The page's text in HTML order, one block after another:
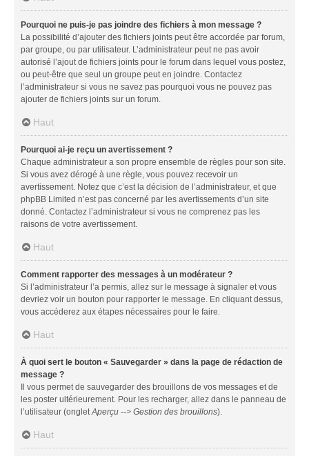
Pourquoi ne puis-je pas joindre des fichiers à mon message ?
La possibilité d’ajouter des fichiers joints peut être accordée par forum,
par groupe, ou par utilisateur. L’administrateur peut ne pas avoir
autorisé l’ajout de fichiers joints pour le forum dans lequel vous postez,
ou peut-être que seul un groupe peut en joindre. Contactez
l’administrateur si vous ne savez pas pourquoi vous ne pouvez pas
ajouter de fichiers joints sur un forum.
Haut
Pourquoi ai-je reçu un avertissement ?
Chaque administrateur a son propre ensemble de règles pour son site.
Si vous avez dérogé à une règle, vous pouvez recevoir un
avertissement. Notez que c’est la décision de l’administrateur, et que
phpBB Limited n’est pas concerné par les avertissements d’un site
donné. Contactez l’administrateur si vous ne comprenez pas les
raisons de votre avertissement.
Haut
Comment rapporter des messages à un modérateur ?
Si l’administrateur l’a permis, allez sur le message à signaler et vous
devriez voir un bouton pour rapporter le message. En cliquant dessus,
vous accéderez aux étapes nécessaires pour le faire.
Haut
À quoi sert le bouton « Sauvegarder » dans la page de rédaction de
message ?
Il vous permet de sauvegarder des brouillons de vos messages et de
les poster ultérieurement. Pour les recharger, allez dans le panneau de
l’utilisateur (ongletAperçu --> Gestion des brouillons).
Haut